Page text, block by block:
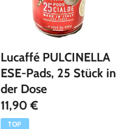
Lucaffé PULCINELLA
ESE-Pads, 25 Stück in
der Dose
11,90 €
TOP